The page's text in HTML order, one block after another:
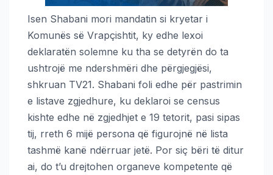
Isen Shabani mori mandatin si kryetar i
Komunës së Vrapçishtit, ky edhe lexoi
deklaratën solemne ku tha se detyrën do ta
ushtrojë me ndershmëri dhe përgjegjësi,
shkruan TV21. Shabani foli edhe për pastrimin
e listave zgjedhure, ku deklaroi se census
kishte edhe në zgjedhjet e 19 tetorit, pasi sipas
tij, rreth 6 mijë persona që figurojnë në lista
tashmë kanë ndërruar jetë. Por siç bëri të ditur
ai, do t’u drejtohen organeve kompetente që